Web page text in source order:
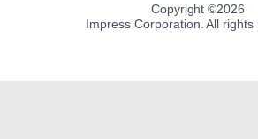
Copyright ©2026
Impress Corporation. All rights